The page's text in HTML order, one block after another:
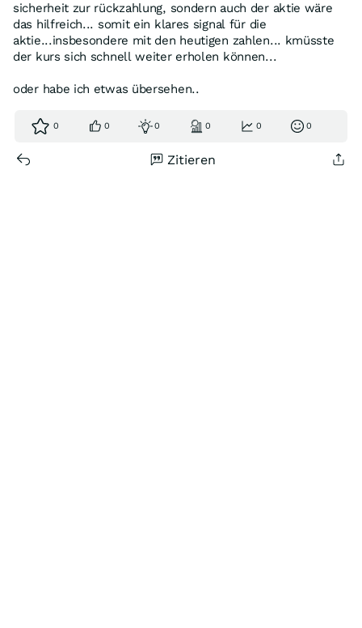
sicherheit zur rückzahlung, sondern auch der aktie wäre
das hilfreich... somit ein klares signal für die
aktie...insbesondere mit den heutigen zahlen... kmüsste
der kurs sich schnell weiter erholen können...
oder habe ich etwas übersehen..
0 0 0 0 0 0
Zitieren